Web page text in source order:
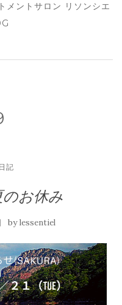
メントサロン リソンシエ
記
のお休み
bylessentiel